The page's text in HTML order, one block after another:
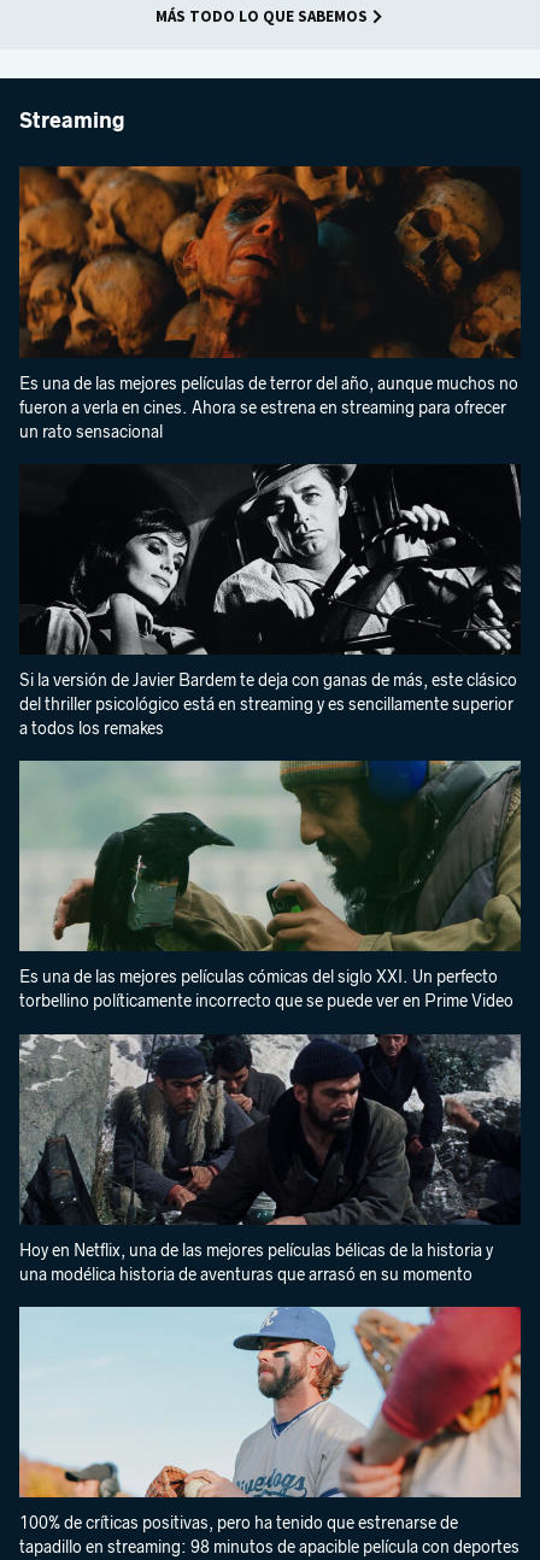
MÁS TODO LO QUE SABEMOS
Streaming
Es una de las mejores películas de terror del año, aunque muchos no
fueron a verla en cines. Ahora se estrena en streaming para ofrecer
un rato sensacional
Si la versión de Javier Bardem te deja con ganas de más, este clásico
del thriller psicológico está en streaming y es sencillamente superior
a todos los remakes
Es una de las mejores películas cómicas del siglo XXI. Un perfecto
torbellino políticamente incorrecto que se puede ver en Prime Video
Hoy en Netflix, una de las mejores películas bélicas de la historia y
una modélica historia de aventuras que arrasó en su momento
100% de críticas positivas, pero ha tenido que estrenarse de
tapadillo en streaming: 98 minutos de apacible película con deportes